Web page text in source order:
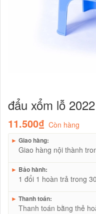
đẩu xổm lỗ 2022
11.500₫ Còn hàng
► Giao hàng:
Giao hàng nội thành
► Bảo hành:
1 đổi 1 hoàn trả trong
► Thanh toán:
Thanh toán bằng thẻ